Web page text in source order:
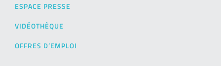
ESPACE PRESSE
VIDÉOTHÈQUE
OFFRES D’EMPLOI